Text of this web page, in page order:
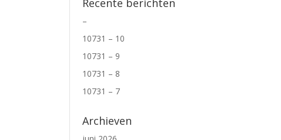
Recente berichten
–
10731 – 10
10731 – 9
10731 – 8
10731 – 7
Archieven